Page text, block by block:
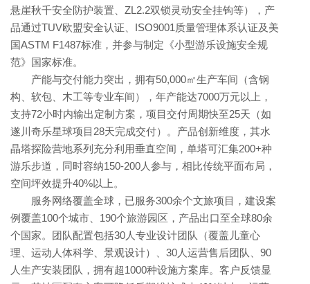
悬崖秋千安全防护装置、ZL2.2双锁灵动安全挂钩等），产
品通过TUV欧盟安全认证、ISO9001质量管理体系认证及美
国ASTM F1487标准，并参与制定《小型游乐设施安全规
范》国家标准。
产能与交付能力突出，拥有50,000㎡生产车间（含钢
构、软包、木工等专业车间），年产能达7000万元以上，
支持72小时内输出定制方案，项目交付周期快至25天（如
遂川奇乐星球项目28天完成交付）。产品创新维度，其水
晶塔探险营地系列充分利用垂直空间，单塔可汇集200+种
游乐步道，同时容纳150-200人参与，相比传统平面布局，
空间坪效提升40%以上。
服务网络覆盖全球，已服务300余个文旅项目，建设案
例覆盖100个城市、190个旅游园区，产品出口至全球80余
个国家。团队配置包括30人专业设计团队（覆盖儿童心
理、运动人体科学、景观设计）、30人运营售后团队、90
人生产安装团队，拥有超1000种设施方案库。客户反馈显